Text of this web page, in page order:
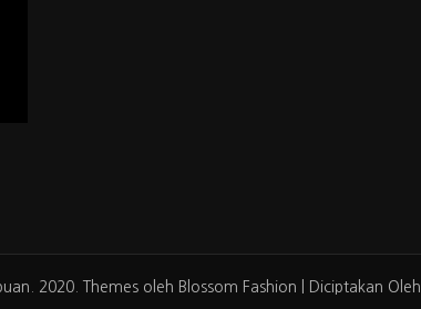
2020. Themes oleh Blossom Fashion | Diciptakan Oleh